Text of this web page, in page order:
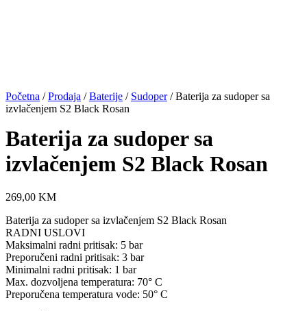
Početna /Prodaja /Baterije / Sudoper/ Baterija za sudoper sa
izvlačenjem S2 Black Rosan
Baterija za sudoper sa
izvlačenjem S2 Black Rosan
269,00 KM
Baterija za sudoper sa izvlačenjem S2 Black Rosan
RADNI USLOVI
Maksimalni radni pritisak: 5 bar
Preporučeni radni pritisak: 3 bar
Minimalni radni pritisak: 1 bar
Max. dozvoljena temperatura: 70° C
Preporučena temperatura vode: 50° C